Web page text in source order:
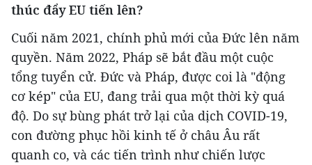
thúc đẩy EU tiến lên?
Cuối năm 2021, chính phủ mới của Đức lên năm
quyền. Năm 2022, Pháp sẽ bắt đầu một cuộc
tổng tuyển cử. Đức và Pháp, được coi là "động
cơ kép" của EU, đang trải qua một thời kỳ quá
độ. Do sự bùng phát trở lại của dịch COVID-19,
con đường phục hồi kinh tế ở châu Âu rất
quanh co, và các tiến trình như chiến lược